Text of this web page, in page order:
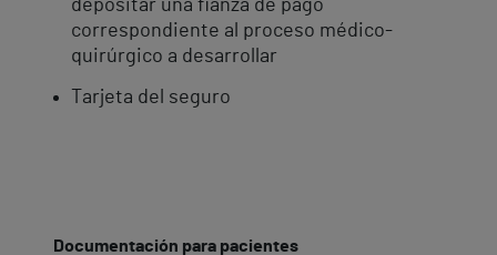
depositar una fianza de pago
correspondiente al proceso médico-
quirúrgico a desarrollar
Tarjeta del seguro
Documentación para pacientes